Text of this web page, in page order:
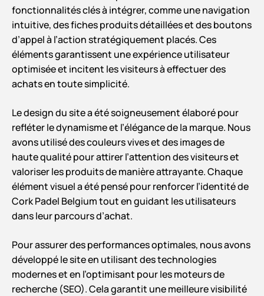
fonctionnalités clés à intégrer, comme une navigation
intuitive, des fiches produits détaillées et des boutons
d’appel à l’action stratégiquement placés. Ces
éléments garantissent une expérience utilisateur
optimisée et incitent les visiteurs à effectuer des
achats en toute simplicité.
Le design du site a été soigneusement élaboré pour
refléter le dynamisme et l’élégance de la marque. Nous
avons utilisé des couleurs vives et des images de
haute qualité pour attirer l’attention des visiteurs et
valoriser les produits de manière attrayante. Chaque
élément visuel a été pensé pour renforcer l’identité de
Cork Padel Belgium tout en guidant les utilisateurs
dans leur parcours d’achat.
Pour assurer des performances optimales, nous avons
développé le site en utilisant des technologies
modernes et en l’optimisant pour les moteurs de
recherche (SEO). Cela garantit une meilleure visibilité